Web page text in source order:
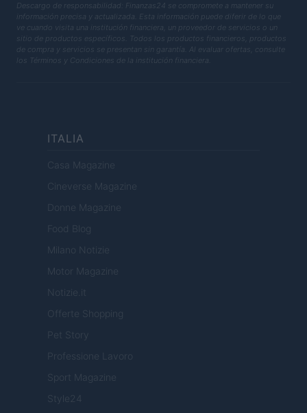
Descargo de responsabilidad: Finanzas24 se compromete a mantener su
información precisa y actualizada. Esta información puede diferir de lo que
ve cuando visita una institución financiera, un proveedor de servicios o un
sitio de productos específicos. Todos los productos financieros, productos
de compra y servicios se presentan sin garantía. Al evaluar ofertas, consulte
los Términos y Condiciones de la institución financiera.
ITALIA
Casa Magazine
Cineverse Magazine
Donne Magazine
Food Blog
Milano Notizie
Motor Magazine
Notizie.it
Offerte Shopping
Pet Story
Professione Lavoro
Sport Magazine
Style24